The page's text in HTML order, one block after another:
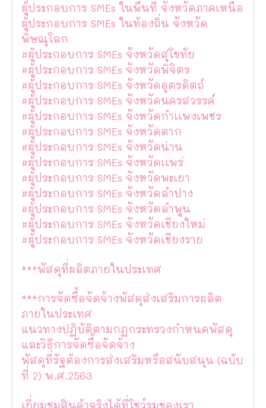
ผู้ประกอบการ SMEs ในพื้นที่ จังหวัดภาคเหนือ
ผู้ประกอบการ SMEs ในท้องถิ่น จังหวัด
พิษณุโลก
#ผู้ประกอบการ SMEs จังหวัดสุโขทัย
#ผู้ประกอบการ SMEs จังหวัดพิจิตร
#ผู้ประกอบการ SMEs จังหวัดอุตรดิตถ์
#ผู้ประกอบการ SMEs จังหวัดนครสวรรค์
#ผู้ประกอบการ SMEs จังหวัดกำเเพงเพชร
#ผู้ประกอบการ SMEs จังหวัดตาก
#ผู้ประกอบการ SMEs จังหวัดน่าน
#ผู้ประกอบการ SMEs จังหวัดเเพร่
#ผู้ประกอบการ SMEs จังหวัดพะเยา
#ผู้ประกอบการ SMEs จังหวัดลำปาง
#ผู้ประกอบการ SMEs จังหวัดลำพูน
#ผู้ประกอบการ SMEs จังหวัดเชียงใหม่
#ผู้ประกอบการ SMEs จังหวัดเชียงราย
***พัสดุที่ผลิตภายในประเทศ
***การจัดซื้อจัดจ้างพัสดุส่งเสริมการผลิต
ภายในประเทศ
แนวทางปฏิบัติตามกฏกระทรวงกำหนดพัสดุ
และวิธีการจัดซื้อจัดจ้าง
พัสดุที่รัฐต้องการส่งเสริมหรือสนับสนุน (ฉบับ
ที่ 2) พ.ศ.2563
เยี่ยมชมสินค้าจริงได้ที่โชว์รูมของเรา